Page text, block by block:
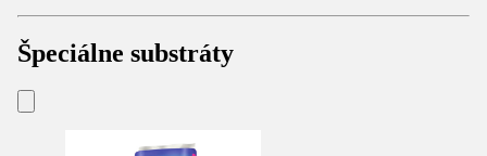
Špeciálne substráty